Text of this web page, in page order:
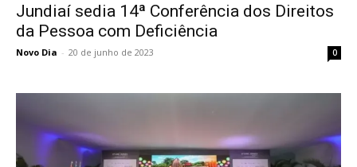
Jundiaí sedia 14ª Conferência dos Direitos
da Pessoa com Deficiência
Novo Dia - 20 de junho de 2023 0